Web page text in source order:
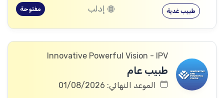
طبيب غدية إدلب مفتوحة
Innovative Powerful Vision - IPV
طبيب عام
الموعد النهائي: 01/08/2026